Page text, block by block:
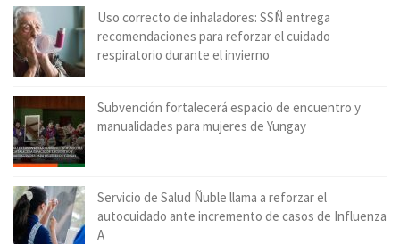
Uso correcto de inhaladores: SSÑ entrega
recomendaciones para reforzar el cuidado
respiratorio durante el invierno
Subvención fortalecerá espacio de encuentro y
manualidades para mujeres de Yungay
Servicio de Salud Ñuble llama a reforzar el
autocuidado ante incremento de casos de Influenza
A